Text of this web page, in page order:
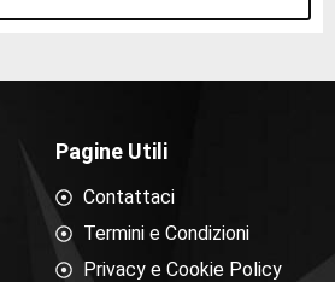
Pagine Utili
Contattaci
Termini e Condizioni
Privacy e Cookie Policy